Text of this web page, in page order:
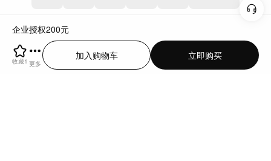
企业授权200元
收藏1 更多
立即购买
加入购物车
增值电信业务经营许可证：川B2-20160192
川公网安备51019002000262
违法和不良信息举报中心